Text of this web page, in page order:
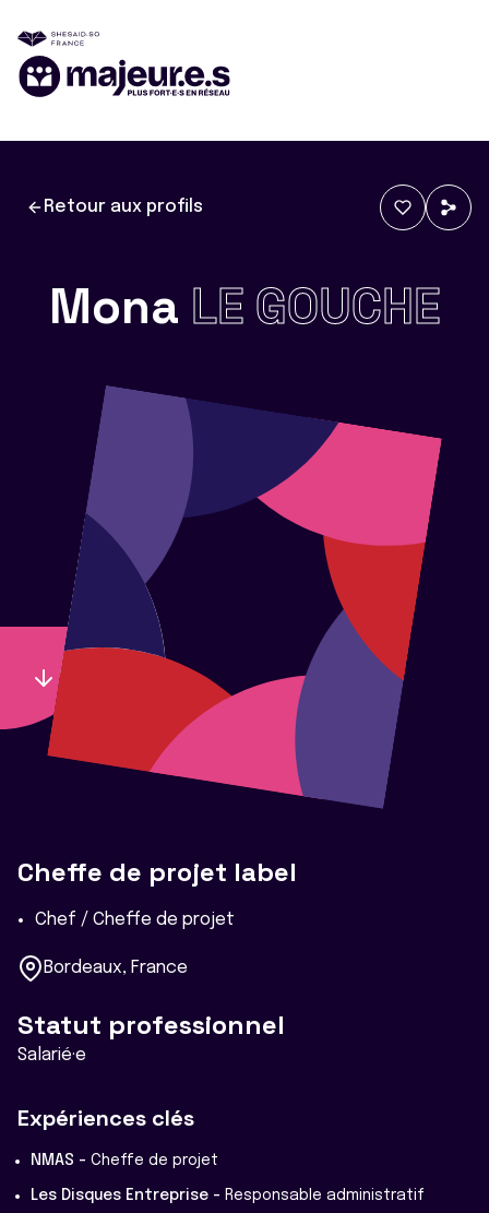
Retour aux profils
Mona LE GOUCHE
Cheffe de projet label
Chef / Cheffe de projet
Bordeaux, France
Statut professionnel
Salarié·e
Expériences clés
NMAS - Cheffe de projet
Les Disques Entreprise - Responsable administratif